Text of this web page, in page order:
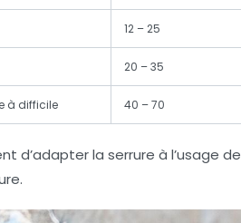
12 – 25
20 – 35
à difficile 40 – 70
d’adapter la serrure à l’usage de
.